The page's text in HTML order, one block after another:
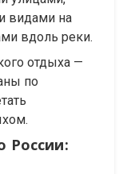
видами на
вдоль реки.
отдыха —
по
России: